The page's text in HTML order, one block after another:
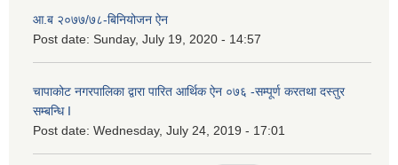
आ.ब २०७७/७८-बिनियोजन ऐन
Post date: Sunday, July 19, 2020 - 14:57
चापाकोट नगरपालिका द्वारा पारित आर्थिक ऐन ०७६ -सम्पूर्ण करतथा दस्तुर
सम्बन्धि I
Post date: Wednesday, July 24, 2019 - 17:01